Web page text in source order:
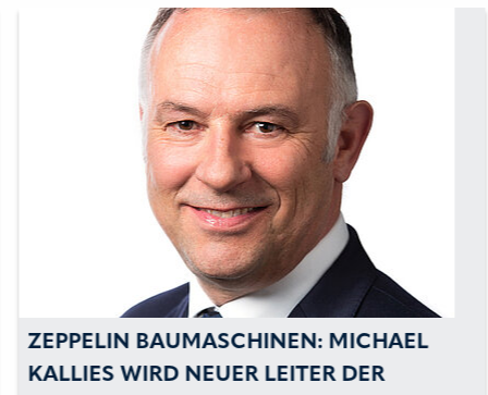
ZEPPELIN BAUMASCHINEN: MICHAEL
KALLIES WIRD NEUER LEITER DER